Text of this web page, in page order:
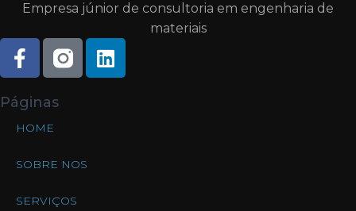
Empresa júnior de consultoria em engenharia de
materiais
Páginas
HOME
SOBRE NOS
SERVIÇOS